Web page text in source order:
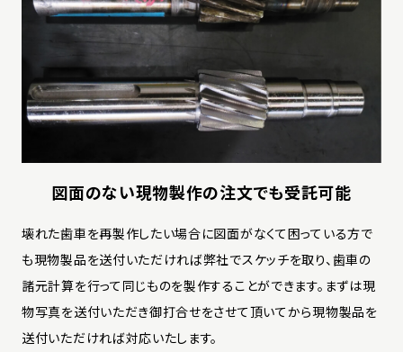
図面のない現物製作の注文でも受託可能
壊れた歯車を再製作したい場合に図面がなくて困っている方で
も現物製品を送付いただければ弊社でスケッチを取り、歯車の
諸元計算を行って同じものを製作することができます。まずは現
物写真を送付いただき御打合せをさせて頂いてから現物製品を
送付いただければ対応いたします。